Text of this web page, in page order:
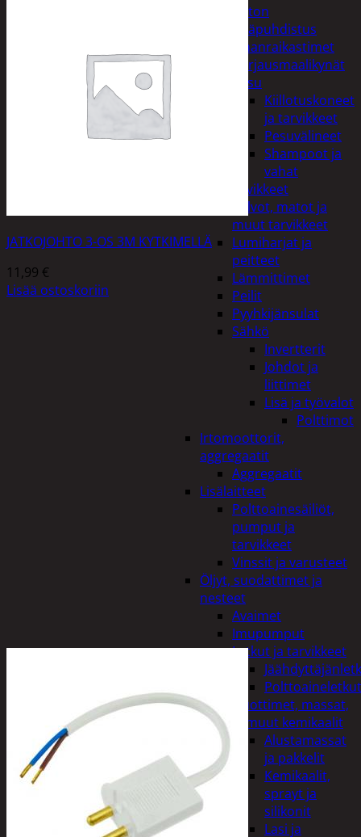
Auton
sisäpuhdistus
Ilmanraikastimet
Korjausmaalikynät
Pesu
Kiillotuskoneet
ja tarvikkeet
Pesuvälineet
Shampoot ja
vahat
Autotarvikkeet
Kalvot, matot ja
muut tarvikkeet
Lumiharjat ja
peitteet
Lämmittimet
Peilit
Pyyhkijänsulat
Sähkö
Invertterit
Johdot ja
liittimet
Lisä ja työvalot
Polttimot
Irtomoottorit,
aggregaatit
Aggregaatit
Lisälaitteet
Polttoainesäiliöt,
pumput ja
tarvikkeet
Vinssit ja varusteet
Öljyt, suodattimet ja
nesteet
Avaimet
Imupumput
Letkut ja tarvikkeet
Polttoaineletkut
Liuottimet, massat,
ja muut kemikaalit
Alustamassat
ja pakkelit
Kemikaalit,
sprayt ja
silikonit
Lasi ja
JATKOJOHTO 3-OS 3M KYTKIMELLÄ
11,99 €
Lisää ostoskoriin